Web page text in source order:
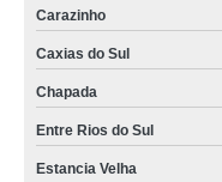
Carazinho
Caxias do Sul
Chapada
Entre Rios do Sul
Estancia Velha